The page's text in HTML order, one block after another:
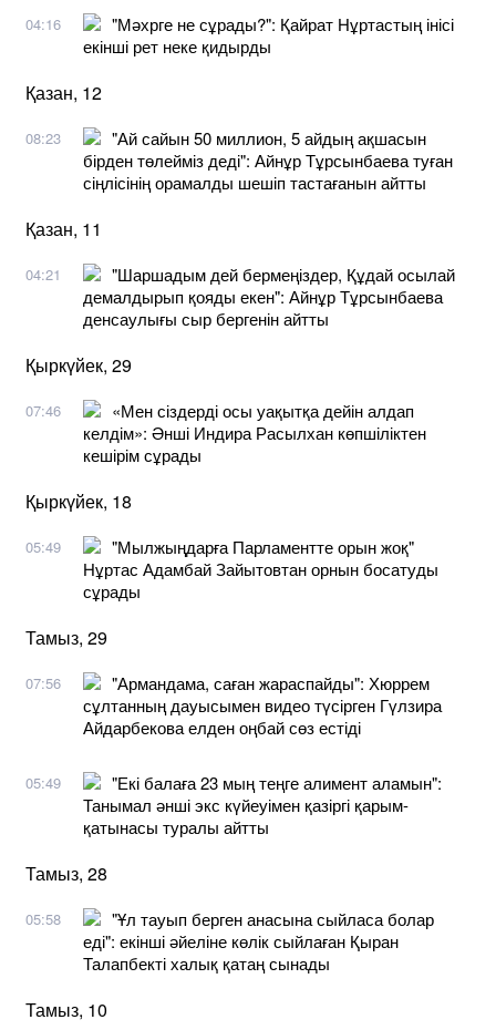
04:16
"Мәхрге не сұрады?": Қайрат Нұртастың інісі
екінші рет неке қидырды
Қазан, 12
08:23
"Ай сайын 50 миллион, 5 айдың ақшасын
бірден төлейміз деді": Айнұр Тұрсынбаева туған
сіңлісінің орамалды шешіп тастағанын айтты
Қазан, 11
04:21
"Шаршадым дей бермеңіздер, Құдай осылай
демалдырып қояды екен": Айнұр Тұрсынбаева
денсаулығы сыр бергенін айтты
Қыркүйек, 29
07:46
​«Мен сіздерді осы уақытқа дейін алдап
келдім»: Әнші Индира Расылхан көпшіліктен
кешірім сұрады
Қыркүйек, 18
05:49
"Мылжыңдарға Парламентте орын жоқ"
Нұртас Адамбай Зайытовтан орнын босатуды
сұрады
Тамыз, 29
07:56
"Армандама, саған жараспайды": Хюррем
сұлтанның дауысымен видео түсірген Гүлзира
Айдарбекова елден оңбай сөз естіді
05:49
"Екі балаға 23 мың теңге алимент аламын":
Танымал әнші экс күйеуімен қазіргі қарым-
қатынасы туралы айтты
Тамыз, 28
05:58
"Ұл тауып берген анасына сыйласа болар
еді": екінші әйеліне көлік сыйлаған Қыран
Талапбекті халық қатаң сынады
Тамыз, 10